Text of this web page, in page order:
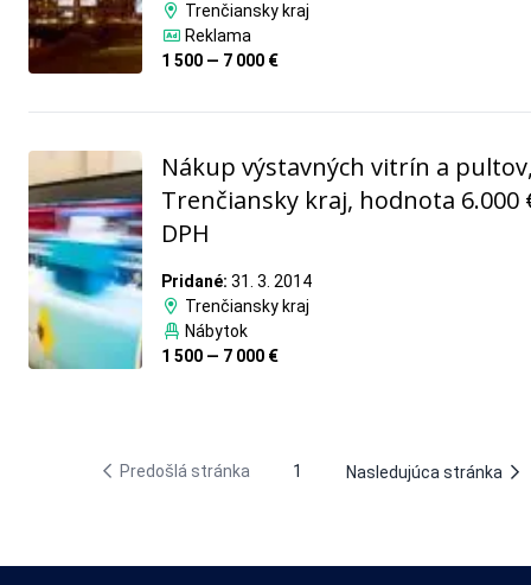
Trenčiansky kraj
Reklama
1 500 — 7 000 €
Nákup výstavných vitrín a
Trenčiansky kraj, hodnota 6.000
DPH
Pridané: 31. 3. 2014
Trenčiansky kraj
Nábytok
1 500 — 7 000 €
Predošlá stránka 1 Nasledujúca stránka